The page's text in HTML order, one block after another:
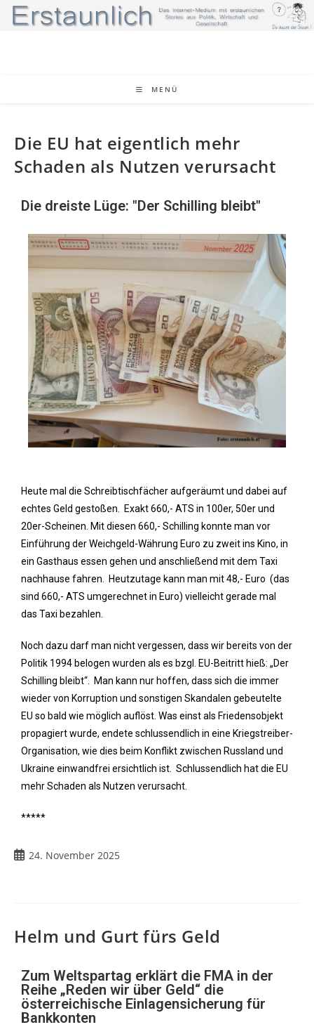
MENÜ
Die EU hat eigentlich mehr
Schaden als Nutzen verursacht
Die dreiste Lüge: "Der Schilling bleibt"
Heute mal die Schreibtischfächer aufgeräumt und dabei auf
echtes Geld gestoßen. Exakt 660,- ATS in 100er, 50er und
20er-Scheinen. Mit diesen 660,- Schilling konnte man vor
Einführung der Weichgeld-Währung Euro zu zweit ins Kino, in
ein Gasthaus essen gehen und anschließend mit dem Taxi
nachhause fahren. Heutzutage kann man mit 48,- Euro (das
sind 660,- ATS umgerechnet in Euro) vielleicht gerade mal
das Taxi bezahlen.
Noch dazu darf man nicht vergessen, dass wir bereits von der
Politik 1994 belogen wurden als es bzgl. EU-Beitritt hieß: „Der
Schilling bleibt“. Man kann nur hoffen, dass sich die immer
wieder von Korruption und sonstigen Skandalen gebeutelte
EU so bald wie möglich auflöst. Was einst als Friedensobjekt
propagiert wurde, endete schlussendlich in eine Kriegstreiber-
Organisation, wie dies beim Konflikt zwischen Russland und
Ukraine einwandfrei ersichtlich ist. Schlussendlich hat die EU
mehr Schaden als Nutzen verursacht.
*****
24. November 2025
Helm und Gurt fürs Geld
Zum Weltspartag erklärt die FMA in der
Reihe „Reden wir über Geld“ die
österreichische Einlagensicherung für
Bankkonten